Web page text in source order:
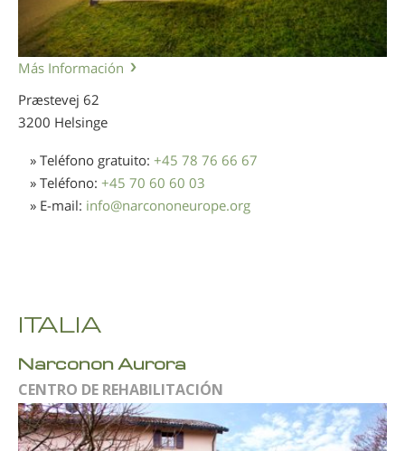
Más Información
Præstevej 62
3200 Helsinge
» Teléfono gratuito: +45 78 76 66 67
» Teléfono: +45 70 60 60 03
» E-mail: info@narcononeurope.org
ITALIA
Narconon Aurora
CENTRO DE REHABILITACIÓN